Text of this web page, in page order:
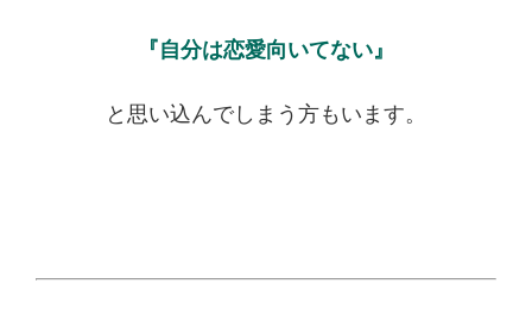
『自分は恋愛向いてない』
と思い込んでしまう方もいます。